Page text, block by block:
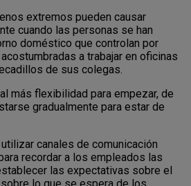
extremos pueden causar
cuando las personas se han
doméstico que controlan por
a trabajar en oficinas
de sus colegas.
más flexibilidad para empezar, de
gradualmente para estar de
canales de comunicación
recordar a los empleados las
las expectativas sobre el
lo que se espera de los